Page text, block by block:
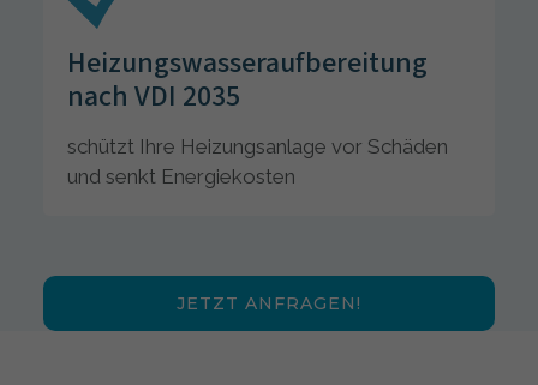
Heizungswasseraufbereitung
nach VDI 2035
schützt Ihre Heizungsanlage vor Schäden
und senkt Energiekosten
JETZT ANFRAGEN!